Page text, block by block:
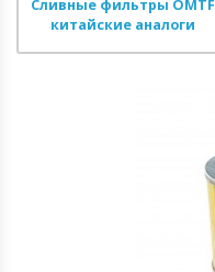
Сливные фильтры OMTF
китайские аналоги